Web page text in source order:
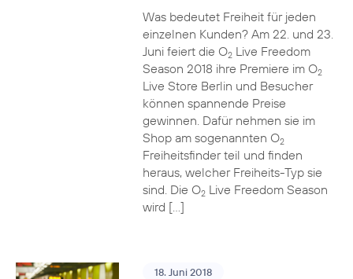
Was bedeutet Freiheit für jeden
einzelnen Kunden? Am 22. und 23.
Juni feiert die O2Live Freedom
Season 2018 ihre Premiere im O2
Live Store Berlin und Besucher
können spannende Preise
gewinnen. Dafür nehmen sie im
Shop am sogenannten O2
Freiheitsfinder teil und finden
heraus, welcher Freiheits-Typ sie
sind. Die O2Live Freedom Season
wird […]
18. Juni 2018